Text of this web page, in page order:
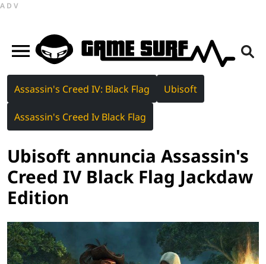
ADV
Assassin's Creed IV: Black Flag Ubisoft
Assassin's Creed Iv Black Flag
Ubisoft annuncia Assassin's
Creed IV Black Flag Jackdaw
Edition